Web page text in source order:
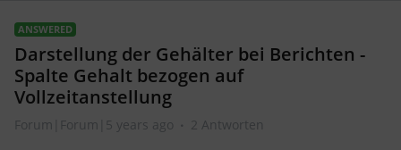
ANSWERED
Darstellung der Gehälter bei Berichten -
Spalte Gehalt bezogen auf
Vollzeitanstellung
Forum|Forum|5 years ago 2 Antworten